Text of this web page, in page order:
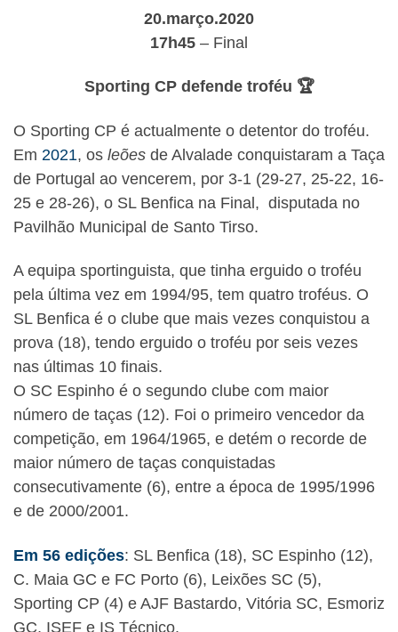
20.março.2020
17h45 – Final
Sporting CP defende troféu 🏆
O Sporting CP é actualmente o detentor do troféu.
Em 2021, os leões de Alvalade conquistaram a Taça
de Portugal ao vencerem, por 3-1 (29-27, 25-22, 16-
25 e 28-26), o SL Benfica na Final, disputada no
Pavilhão Municipal de Santo Tirso.
A equipa sportinguista, que tinha erguido o troféu
pela última vez em 1994/95, tem quatro troféus. O
SL Benfica é o clube que mais vezes conquistou a
prova (18), tendo erguido o troféu por seis vezes
nas últimas 10 finais.
O SC Espinho é o segundo clube com maior
número de taças (12). Foi o primeiro vencedor da
competição, em 1964/1965, e detém o recorde de
maior número de taças conquistadas
consecutivamente (6), entre a época de 1995/1996
e de 2000/2001.
Em 56 edições: SL Benfica (18), SC Espinho (12),
C. Maia GC e FC Porto (6), Leixões SC (5),
Sporting CP (4) e AJF Bastardo, Vitória SC, Esmoriz
GC, ISEF e IS Técnico.